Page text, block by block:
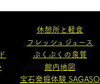
休憩所と軽食
フレッシュジュース
ぷくぷくの泉質
館内地図
宝石発掘体験 SAGASO